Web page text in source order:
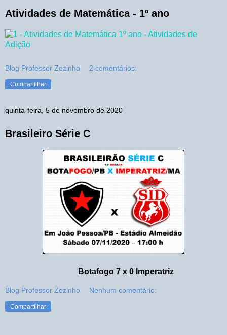
Atividades de Matemática - 1º ano
Blog Professor Zezinho 2 comentários:
Compartilhar
quinta-feira, 5 de novembro de 2020
Brasileiro Série C
Botafogo 7 x 0 Imperatriz
Blog Professor Zezinho Nenhum comentário:
Compartilhar